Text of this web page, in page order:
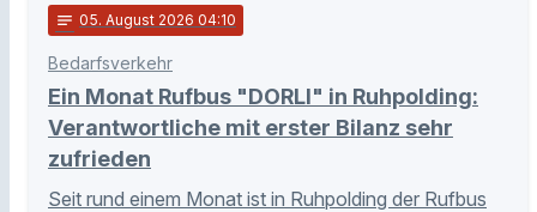
notes 05. August 2026 04:10
Bedarfsverkehr
Ein Monat Rufbus "DORLI" in Ruhpolding:
Verantwortliche mit erster Bilanz sehr
zufrieden
Seit rund einem Monat ist in Ruhpolding der Rufbus